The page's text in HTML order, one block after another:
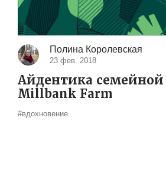
Полина Королевская
23 фев. 2018
Айдентика
Millbank Farm
#вдохновение